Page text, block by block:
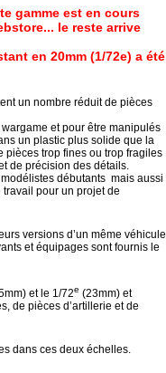
gamme est en cours
le reste arrive
en 20mm (1/72e) a été
un nombre réduit de pièces
et pour être manipulés
un plastic plus solide que la
pièces trop fines ou trop fragiles
de précision des détails.
débutants mais aussi
pour un projet de
versions d’un même véhicule
et équipages sont fournis le
et le 1/72e (23mm) et
de pièces d’artillerie et de
dans ces deux échelles.